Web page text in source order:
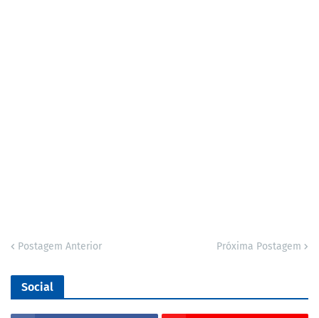
Postagem Anterior Próxima Postagem
Social